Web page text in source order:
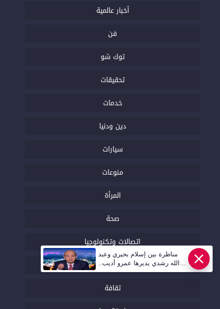
أخبار عالمية
فن
توك شو
تحقيقات
خدمات
دين ودنيا
سيارات
منوعات
المرأة
صحة
اتصالات وتكنولوجيا
مقالات الرأي
ثقافة
مناظرة بين إسلام بحيري وعبد
الله رشدي يديرها عمرو أديب..
قريبا | أهل مصر